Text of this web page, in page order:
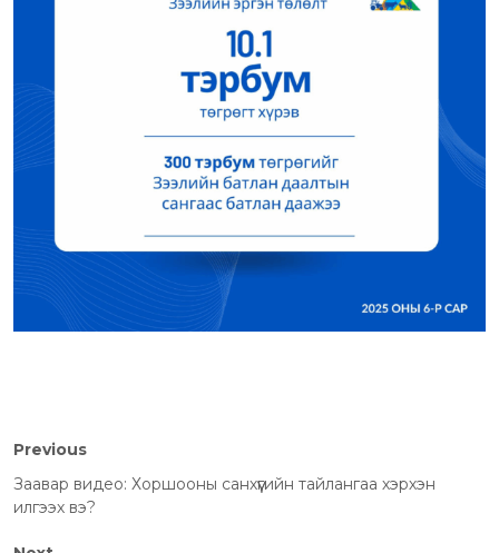
Previous
Заавар видео: Хоршооны санхүүгийн тайлангаа хэрхэн
илгээх вэ?